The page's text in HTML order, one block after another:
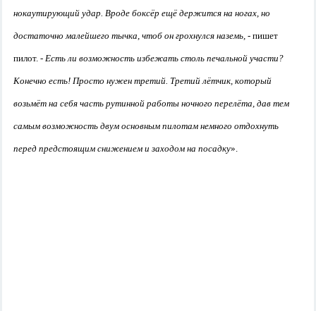
нокаутирующий удар. Вроде боксёр ещё держится на ногах, но
достаточно малейшего тычка, чтоб он грохнулся наземь, - пишет
пилот. - Есть ли возможность избежать столь печальной участи?
Конечно есть! Просто нужен третий. Третий лётчик, который
возьмёт на себя часть рутинной работы ночного перелёта, дав тем
самым возможность двум основным пилотам немного отдохнуть
перед предстоящим снижением и заходом на посадку».